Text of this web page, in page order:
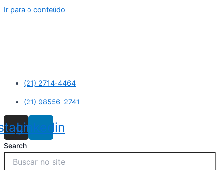
Ir para o conteúdo
(21) 2714-4464
(21) 98556-2741
Linkedin
Search